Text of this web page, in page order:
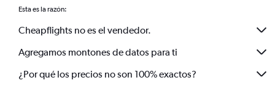
Esta es la razón:
Cheapflights no es el vendedor.
Agregamos montones de datos para ti
¿Por qué los precios no son 100% exactos?